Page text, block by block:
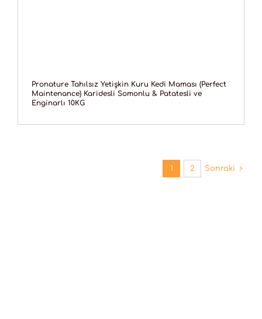
Pronature Tahılsız Yetişkin Kuru Kedi Maması (Perfect
Maintenance) Karidesli Somonlu & Patatesli ve
Enginarlı 10KG
1 2 Sonraki